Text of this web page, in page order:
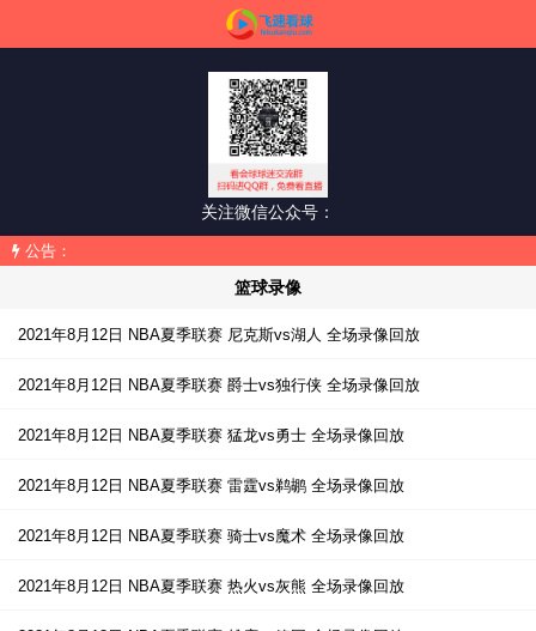
关注微信公众号：
公告：
篮球录像
2021年8月12日 NBA夏季联赛 尼克斯vs湖人 全场录像回放
2021年8月12日 NBA夏季联赛 爵士vs独行侠 全场录像回放
2021年8月12日 NBA夏季联赛 猛龙vs勇士 全场录像回放
2021年8月12日 NBA夏季联赛 雷霆vs鹈鹕 全场录像回放
2021年8月12日 NBA夏季联赛 骑士vs魔术 全场录像回放
2021年8月12日 NBA夏季联赛 热火vs灰熊 全场录像回放